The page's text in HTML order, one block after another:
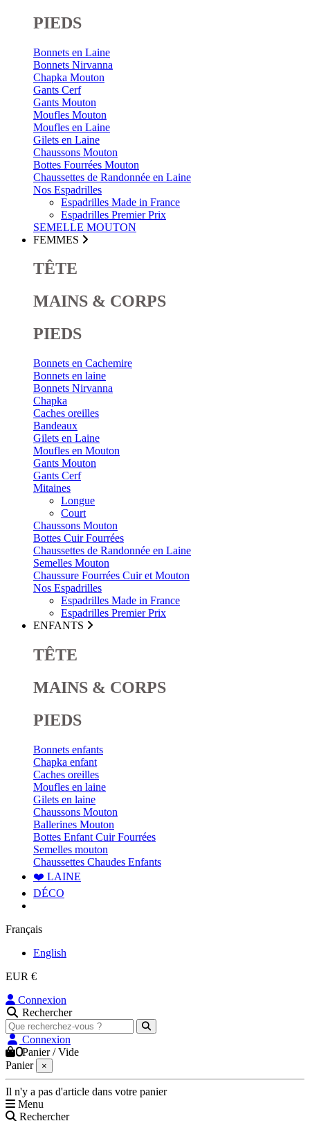
PIEDS
Bonnets en Laine
Bonnets Nirvanna
Chapka Mouton
Gants Cerf
Gants Mouton
Moufles Mouton
Moufles en Laine
Gilets en Laine
Chaussons Mouton
Bottes Fourrées Mouton
Chaussettes de Randonnée en Laine
Nos Espadrilles
Espadrilles Made in France
Espadrilles Premier Prix
SEMELLE MOUTON
FEMMES
TÊTE
MAINS & CORPS
PIEDS
Bonnets en Cachemire
Bonnets en laine
Bonnets Nirvanna
Chapka
Caches oreilles
Bandeaux
Gilets en Laine
Moufles en Mouton
Gants Mouton
Gants Cerf
Mitaines
Longue
Court
Chaussons Mouton
Bottes Cuir Fourrées
Chaussettes de Randonnée en Laine
Semelles Mouton
Chaussure Fourrées Cuir et Mouton
Nos Espadrilles
Espadrilles Made in France
Espadrilles Premier Prix
ENFANTS
TÊTE
MAINS & CORPS
PIEDS
Bonnets enfants
Chapka enfant
Caches oreilles
Moufles en laine
Gilets en laine
Chaussons Mouton
Ballerines Mouton
Bottes Enfant Cuir Fourrées
Semelles mouton
Chaussettes Chaudes Enfants
❤️ LAINE
DÉCO
Français
English
EUR €
Connexion
Rechercher
Connexion
0Panier /Vide
Panier
×
Il n'y a pas d'article dans votre panier
Menu
Rechercher